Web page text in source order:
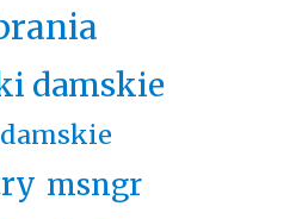
damskie
msngr